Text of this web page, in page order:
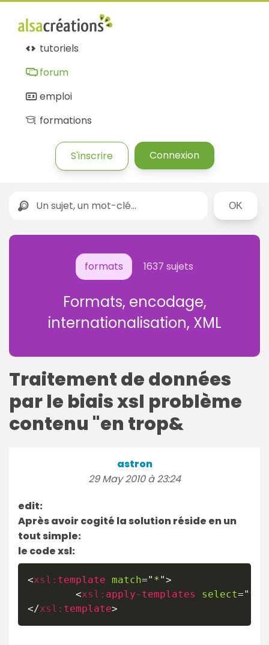
tutoriels
forum
emploi
formations
S'inscrire Connexion
Rechercher
formats 1637 sujets
Formats, encodage,
internationalisation, XML
Traitement de données
par le biais xsl problème
contenu "en trop&
astron
29 May 2010 à 23:24
edit:
Après avoir cogité la solution réside en un
tout simple:
le code xsl:
<xsl: template match=" * ">
<xsl: apply-templates select=" *
</xsl: template>